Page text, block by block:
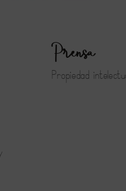
Prensa
Propiedad